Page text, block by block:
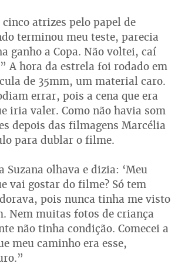
atrizes pelo papel de
terminou meu teste, parecia
ganho a Copa. Não voltei, caí
A hora da estrela foi rodado em
de 35mm, um material caro.
errar, pois a cena que era
iria valer. Como não havia som
depois das filmagens Marcélia
para dublar o filme.
Suzana olhava e dizia: ‘Meu
vai gostar do filme? Só tem
pois nunca tinha me visto
Nem muitas fotos de criança
não tinha condição. Comecei a
meu caminho era esse,